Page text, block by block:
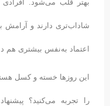
بهتر قلب می‌شود.
شاداب‌تری دارند و آرامش
اعتماد به‌نفس بیشتری هم
این روزها خسته و کسل
را تجربه می‌کنید؟